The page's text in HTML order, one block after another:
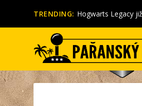
TRENDING: Mafia: Definitive